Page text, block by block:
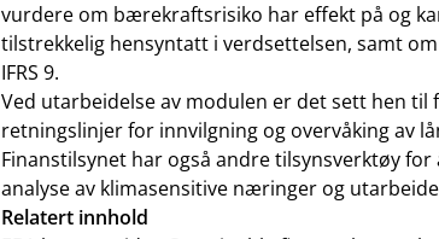
vurdere om bærekraftsrisiko har effekt på og
tilstrekkelig hensyntatt i verdsettelsen, samt
IFRS 9.
Ved utarbeidelse av modulen er det sett hen
retningslinjer for innvilgning og overvåking av
Finanstilsynet har også andre tilsynsverktøy
analyse av klimasensitive næringer og
Relatert innhold